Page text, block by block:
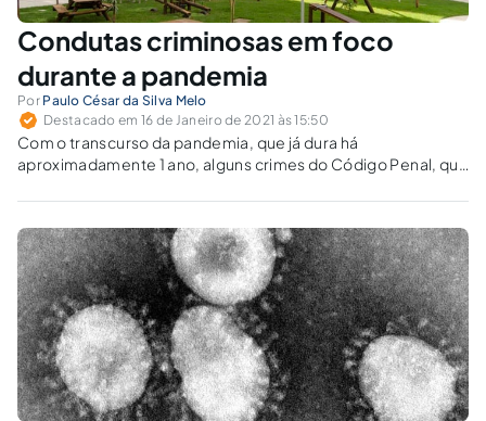
Condutas criminosas em foco
durante a pandemia
Por Paulo César da Silva Melo
Destacado em 16 de Janeiro de 2021 às 15:50
Com o transcurso da pandemia, que já dura há
aproximadamente 1 ano, alguns crimes do Código Penal, que